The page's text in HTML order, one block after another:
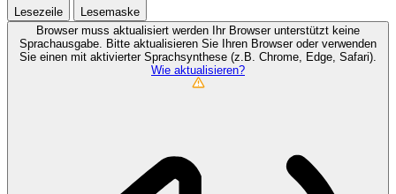
Lesezeile
Lesemaske
Browser muss aktualisiert werden
Ihr Browser unterstützt keine
Sprachausgabe. Bitte aktualisieren Sie Ihren Browser oder verwenden
Sie einen mit aktivierter Sprachsynthese (z.B. Chrome, Edge, Safari).
Wie aktualisieren?